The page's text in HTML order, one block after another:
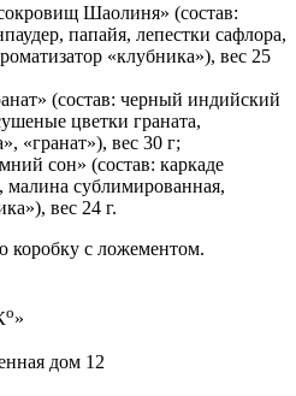
Шаолиня» (состав:
папайя, лепестки сафлора,
«клубника»), вес 25
(состав: черный индийский
цветки граната,
«гранат»), вес 30 г;
сон» (состав: каркаде
сублимированная,
вес 24 г.
коробку с ложементом.
о»
дом 12